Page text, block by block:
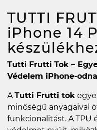
TUTTI
iPhone 14
Tutti Frutti Tok –
Védelem iPhone-
A Tutti Frutti tok
minőségű anyagaival
funkcionalitást. A TPU